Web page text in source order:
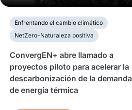
Enfrentando el cambio climático
NetZero-Naturaleza positiva
ConvergEN+ abre llamado a
proyectos piloto para acelerar la
descarbonización de la demanda
de energía térmica